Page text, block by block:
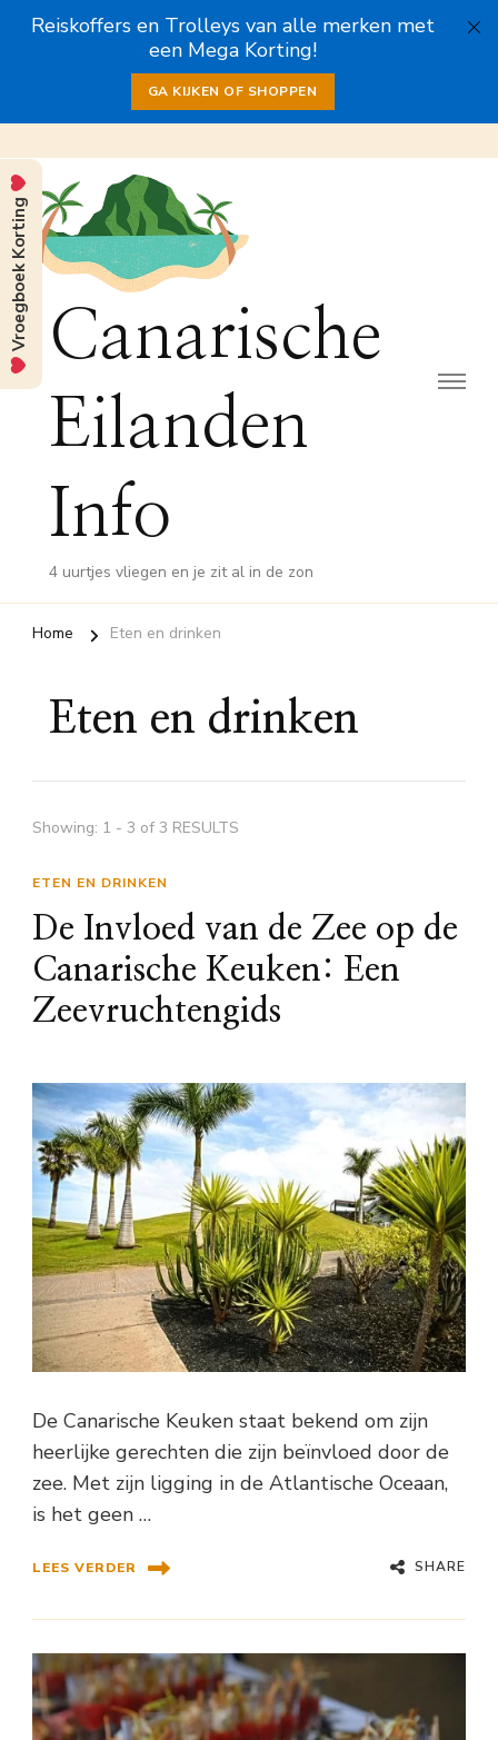
Reiskoffers en Trolleys van alle merken met
een Mega Korting!
GA KIJKEN OF SHOPPEN
Canarische
Eilanden
Info
4 uurtjes vliegen en je zit al in de zon
Home Eten en drinken
Eten en drinken
Showing: 1 - 3 of 3 RESULTS
ETEN EN DRINKEN
De Invloed van de Zee op de
Canarische Keuken: Een
Zeevruchtengids
De Canarische Keuken staat bekend om zijn
heerlijke gerechten die zijn beïnvloed door de
zee. Met zijn ligging in de Atlantische Oceaan,
is het geen …
LEES VERDER SHARE
Vroegboek Korting